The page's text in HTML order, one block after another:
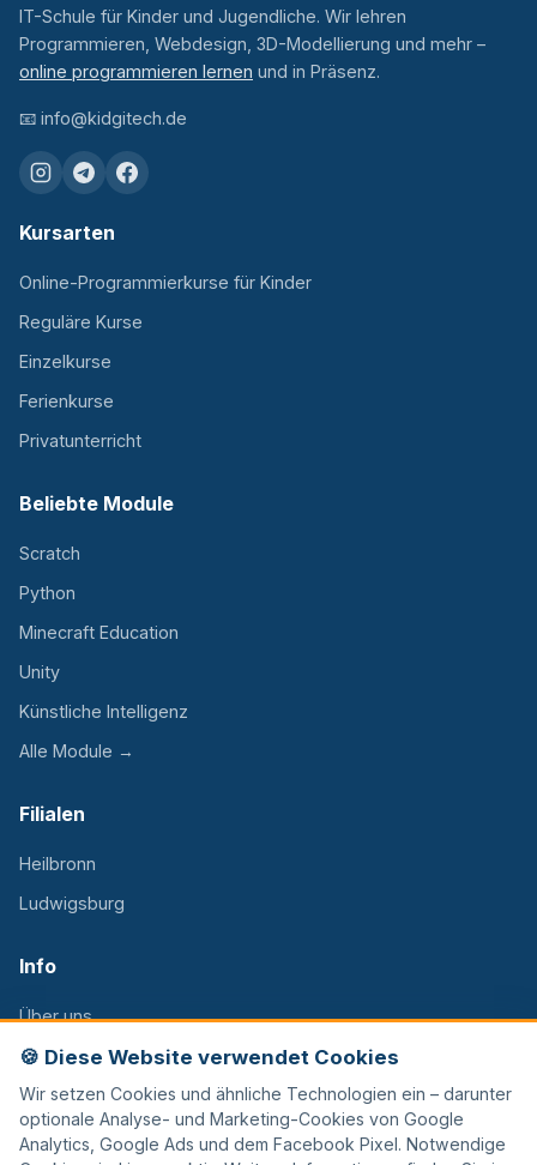
🍪 Diese Website verwendet Cookies
Wir setzen Cookies und ähnliche Technologien ein – darunter
optionale Analyse- und Marketing-Cookies von Google
Analytics, Google Ads und dem Facebook Pixel. Notwendige
IT-Schule für Kinder und Jugendliche. Wir lehren
Programmieren, Webdesign, 3D-Modellierung und mehr –
online programmieren lernen und in Präsenz.
📧 info@kidgitech.de
Kursarten
Online-Programmierkurse für Kinder
Reguläre Kurse
Einzelkurse
Ferienkurse
Privatunterricht
Beliebte Module
Scratch
Python
Minecraft Education
Unity
Künstliche Intelligenz
Alle Module →
Filialen
Heilbronn
Ludwigsburg
Info
Über uns
FAQ
Kontakt
Karriere